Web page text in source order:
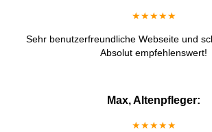
★★★★★
Sehr benutzerfreundliche Webseite und
Absolut empfehlenswert!
Max, Altenpfleger:
★★★★★